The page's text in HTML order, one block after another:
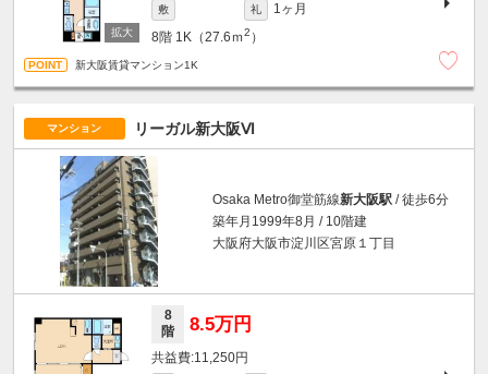
敷 礼
1ヶ月
8階 1K（27.6ｍ2 ）
新大阪賃貸マンション1K
マンション リーガル新大阪Ⅵ
Osaka Metro御堂筋線新大阪駅 / 徒歩6分
築年月1999年8月 / 10階建
大阪府大阪市淀川区宮原１丁目
8
階
8.5万円
11,250円